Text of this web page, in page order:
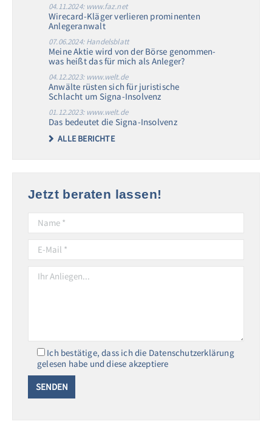
04.11.2024: www.faz.net
Wirecard-Kläger verlieren prominenten
Anlegeranwalt
07.06.2024: Handelsblatt
Meine Aktie wird von der Börse genommen-
was heißt das für mich als Anleger?
04.12.2023: www.welt.de
Anwälte rüsten sich für juristische
Schlacht um Signa-Insolvenz
01.12.2023: www.welt.de
Das bedeutet die Signa-Insolvenz
ALLE BERICHTE
Jetzt beraten lassen!
Ich bestätige, dass ich die Datenschutzerklärung
gelesen habe und diese akzeptiere